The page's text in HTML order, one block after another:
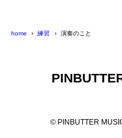
home 練習 演奏のこと
© PINBUTTER